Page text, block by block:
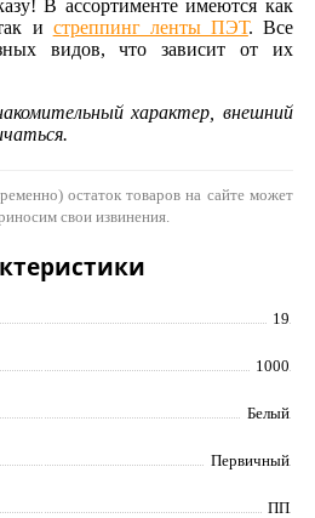
В ассортименте имеются как
и стреппинг ленты ПЭТ. Все
видов, что зависит от их
характер, внешний
остаток товаров на сайте может
свои извинения.
19
1000
Белый
Первичный
ПП